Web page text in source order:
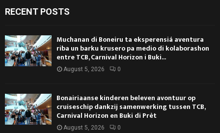
RECENT POSTS
Muchanan di Boneiru ta eksperensiá aventura
riba un barku krusero pa medio di kolaborashon
entre TCB, Carnival Horizon i Buki...
August 5, 2026 0
Bonairiaanse kinderen beleven avontuur op
cruiseschip dankzij samenwerking tussen TCB,
Carnival Horizon en Buki di Prèt
August 5, 2026 0